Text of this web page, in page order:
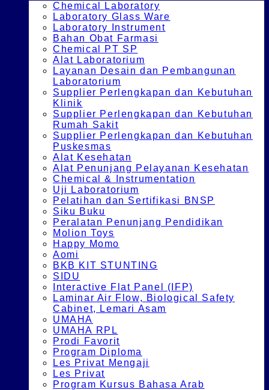
Chemical Laboratory
Laboratory Glass Ware
Laboratory Instrument
Bahan Obat Farmasi
Chemical PT SP
Alat Laboratorium
Layanan Desain dan Pembangunan
Laboratorium
Supplier Perlengkapan dan Kebutuhan
Klinik
Supplier Perlengkapan dan Kebutuhan
Rumah Sakit
Supplier Perlengkapan dan Kebutuhan
Puskesmas
Alat Kesehatan
Alat Penunjang Pelayanan Kesehatan
Chemical & Instrumentation
Uji Laboratorium
Pelatihan dan Sertifikasi BNSP
Siku Buku
Peralatan Penunjang Pendidikan
Molion Toys
Happy Momo
Aomi
BKB KIT STUNTING
SIDU
Interactive Flat Panel (IFP)
Laminar Air Flow, Biological Safety
Cabinet, Lemari Asam
UMAHA
UMAHA RPL
Prodi Favorit
Program Diploma
Les Privat Mengaji
Les Privat
Program Kursus Bahasa Arab